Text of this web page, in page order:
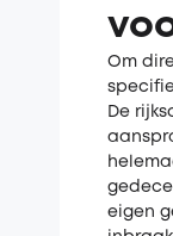
Om
De
eigen